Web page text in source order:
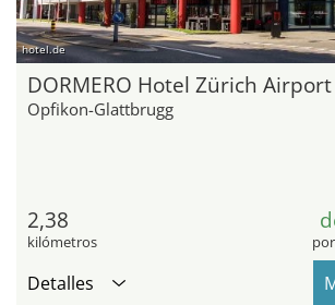
hotel.de
DORMERO Hotel Zürich Airport
Opfikon-Glattbrugg
2,38
kilómetros
Detalles